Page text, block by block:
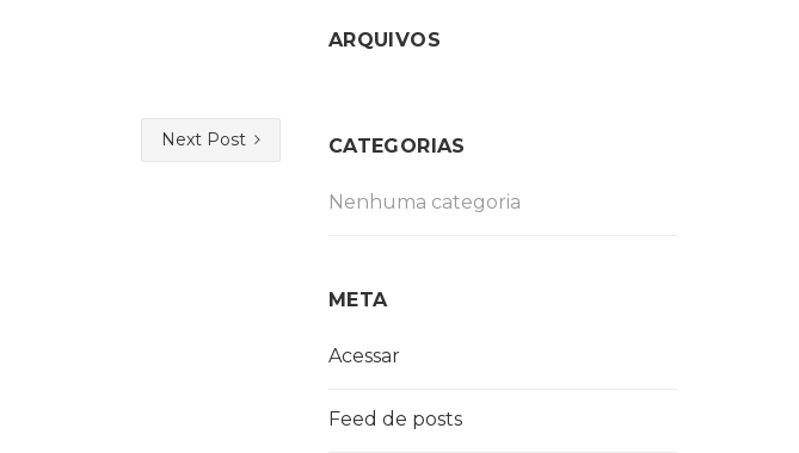
Next Post
ARQUIVOS
CATEGORIAS
Nenhuma categoria
META
Acessar
Feed de posts